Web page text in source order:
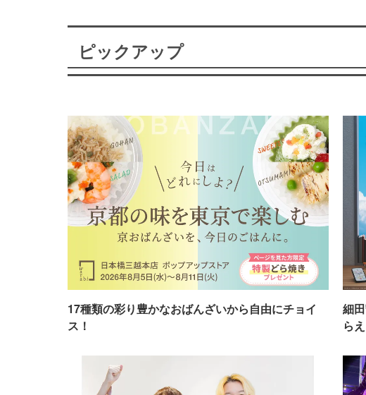
ピックアップ
17種類の彩り豊かなおばんざいから自由にチョイ
ス！
細
ら